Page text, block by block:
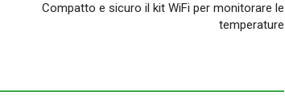
Compatto e sicuro il kit WiFi per monitorare le
temperature